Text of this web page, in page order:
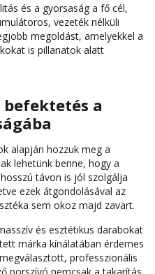
és a gyorsaság a fő cél,
vezeték nélküli
megoldást, amelyekkel a
is pillanatok alatt
befektetés a
alapján hozzuk meg a
lehetünk benne, hogy a
távon is jól szolgálja
ezek átgondolásával az
sem okoz majd zavart.
és esztétikus darabokat
márka kínálatában érdemes
professzionális